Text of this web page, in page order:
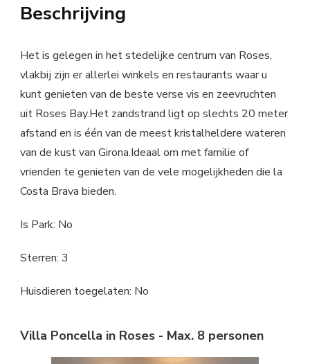
Beschrijving
Het is gelegen in het stedelijke centrum van Roses,
vlakbij zijn er allerlei winkels en restaurants waar u
kunt genieten van de beste verse vis en zeevruchten
uit Roses Bay.Het zandstrand ligt op slechts 20 meter
afstand en is één van de meest kristalheldere wateren
van de kust van Girona.Ideaal om met familie of
vrienden te genieten van de vele mogelijkheden die la
Costa Brava bieden.
Is Park: No
Sterren: 3
Huisdieren toegelaten: No
Villa Poncella in Roses - Max. 8 personen